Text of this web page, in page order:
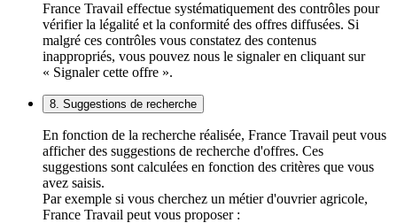
France Travail effectue systématiquement des contrôles pour
vérifier la légalité et la conformité des offres diffusées. Si
malgré ces contrôles vous constatez des contenus
inappropriés, vous pouvez nous le signaler en cliquant sur
« Signaler cette offre ».
8. Suggestions de recherche
En fonction de la recherche réalisée, France Travail peut vous
afficher des suggestions de recherche d'offres. Ces
suggestions sont calculées en fonction des critères que vous
avez saisis.
Par exemple si vous cherchez un métier d'ouvrier agricole,
France Travail peut vous proposer :